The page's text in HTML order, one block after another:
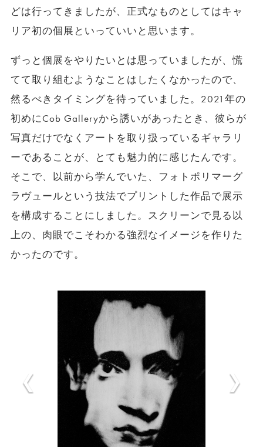
どは行ってきましたが、正式なものとしてはキャ
リア初の個展といっていいと思います。
ずっと個展をやりたいとは思っていましたが、慌
てて取り組むようなことはしたくなかったので、
然るべきタイミングを待っていました。2021年の
初めにCob Galleryから誘いがあったとき、彼らが
写真だけでなくアートを取り扱っているギャラリ
ーであることが、とても魅力的に感じたんです。
そこで、以前から学んでいた、フォトポリマーグ
ラヴュールという技法でプリントした作品で展示
を構成することにしました。スクリーンで見る以
上の、肉眼でこそわかる強烈なイメージを作りた
かったのです。